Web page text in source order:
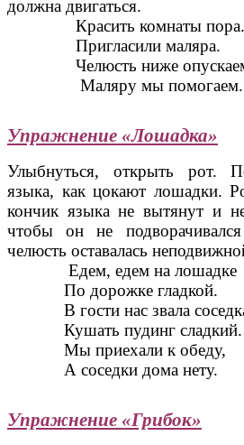
должна двигаться.
Красить комнаты пора.
Пригласили маляра.
Челюсть ниже
Маляру мы помогаем.
Упражнение «Лошадка»
Улыбнуться, открыть рот.
языка, как цокают лошадки.
кончик языка не вытянут и
чтобы он не
челюсть оставалась
Едем, едем на лошадке
По дорожке гладкой.
В гости нас звала
Кушать пудинг сладкий.
Мы приехали к обеду,
А соседки дома нету.
Упражнение «Грибок»